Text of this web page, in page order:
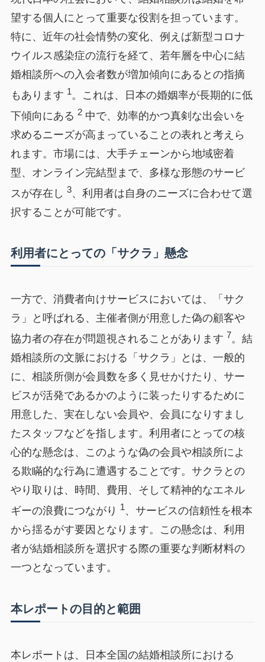
望する個人にとって重要な役割を担っています。
特に、近年の社会情勢の変化、例えば新型コロナ
ウイルス感染症の流行を経て、若年層を中心に結
婚相談所への入会者数が増加傾向にあるとの指摘
もあります 1。これは、日本の婚姻率が長期的に低
下傾向にある 2中で、効率的かつ真剣な出会いを
求めるニーズが高まっていることの表れと考えら
れます。市場には、大手チェーンから地域密着
型、オンライン完結型まで、多様な形態のサービ
スが存在し 3、利用者は自身のニーズに合わせて選
択することが可能です。
利用者にとっての「サクラ」懸念
一方で、消費者向けサービスにおいては、「サク
ラ」と呼ばれる、主催者側が用意した偽の顧客や
協力者の存在が問題視されることがあります 7。結
婚相談所の文脈における「サクラ」とは、一般的
に、相談所側が会員数を多く見せかけたり、サー
ビスが活発であるかのように装ったりするために
用意した、実在しない会員や、会員になりすまし
たスタッフなどを指します。利用者にとっての核
心的な懸念は、このような偽の会員や相談所によ
る欺瞞的な行為に遭遇することです。サクラとの
やり取りは、時間、費用、そして精神的なエネル
ギーの浪費につながり 1、サービスの信頼性を根本
から揺るがす要因となります。この懸念は、利用
者が結婚相談所を選択する際の重要な判断材料の
一つとなっています。
本レポートの目的と範囲
本レポートは、日本全国の結婚相談所における